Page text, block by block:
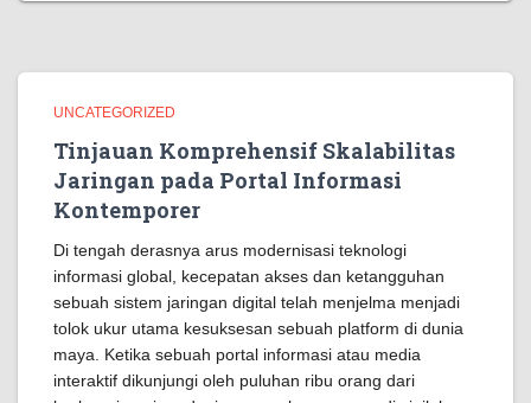
UNCATEGORIZED
Tinjauan Komprehensif Skalabilitas
Jaringan pada Portal Informasi
Kontemporer
Di tengah derasnya arus modernisasi teknologi
informasi global, kecepatan akses dan ketangguhan
sebuah sistem jaringan digital telah menjelma menjadi
tolok ukur utama kesuksesan sebuah platform di dunia
maya. Ketika sebuah portal informasi atau media
interaktif dikunjungi oleh puluhan ribu orang dari